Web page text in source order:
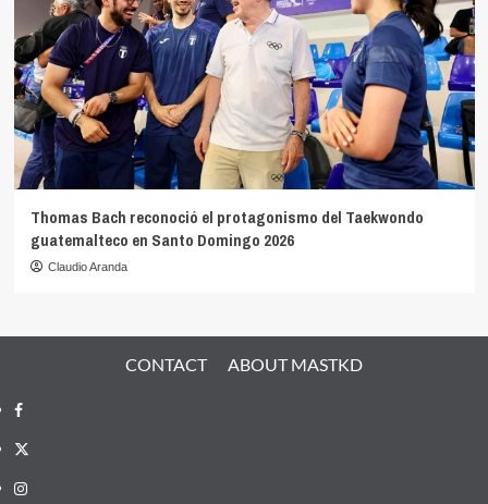
Thomas Bach reconoció el protagonismo del Taekwondo
guatemalteco en Santo Domingo 2026
Claudio Aranda
CONTACT ABOUT MASTKD
Facebook
X
Instagram